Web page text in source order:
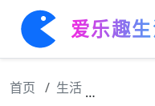
爱乐趣
首页 生活